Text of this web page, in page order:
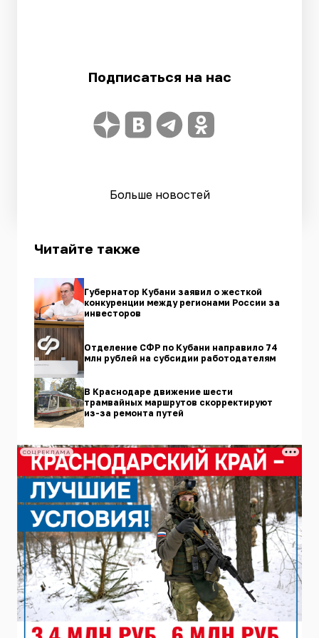
Подписаться на нас
Больше новостей
Читайте также
Губернатор Кубани заявил о жесткой
конкуренции между регионами России за
инвесторов
Отделение СФР по Кубани направило 74
млн рублей на субсидии работодателям
В Краснодаре движение шести
трамвайных маршрутов скорректируют
из-за ремонта путей
СОЦРЕКЛАМА